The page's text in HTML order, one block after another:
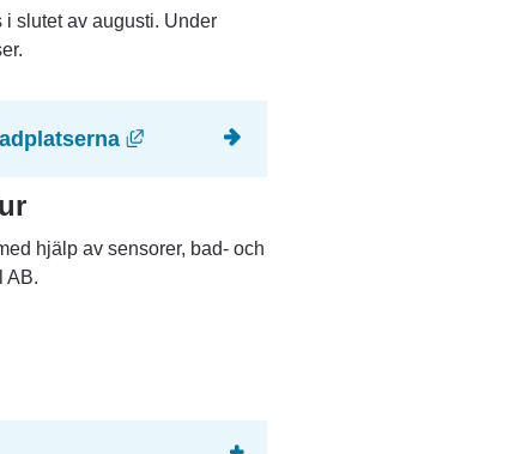
i slutet av augusti. Under
Länk till annan webbplats, öppnas
hjälp av sensorer, bad- och
AB.